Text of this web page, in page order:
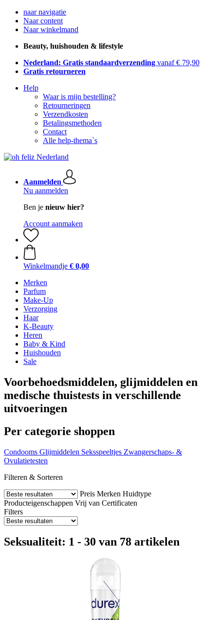
naar navigatie
Naar content
Naar winkelmand
Beauty, huishouden & lifestyle
Nederland: Gratis standaardverzending vanaf € 79,90
Gratis retourneren
Help
Waar is mijn bestelling?
Retourneringen
Verzendkosten
Betalingsmethoden
Contact
Alle help-thema`s
Aanmelden
Nu aanmelden
Ben je nieuw hier?
Account aanmaken
Winkelmandje € 0,00
Merken
Parfum
Make-Up
Verzorging
Haar
K-Beauty
Heren
Baby & Kind
Huishouden
Sale
Voorbehoedsmiddelen, glijmiddelen en
medische thuistests in verschillende
uitvoeringen
Per categorie shoppen
Condooms Glijmiddelen Seksspeeltjes Zwangerschaps- &
Ovulatietesten
Filteren & Sorteren
Preis Merken Huidtype
Producteigenschappen Vrij van Certificaten
Filters
Seksualiteit: 1 - 30 van 78 artikelen